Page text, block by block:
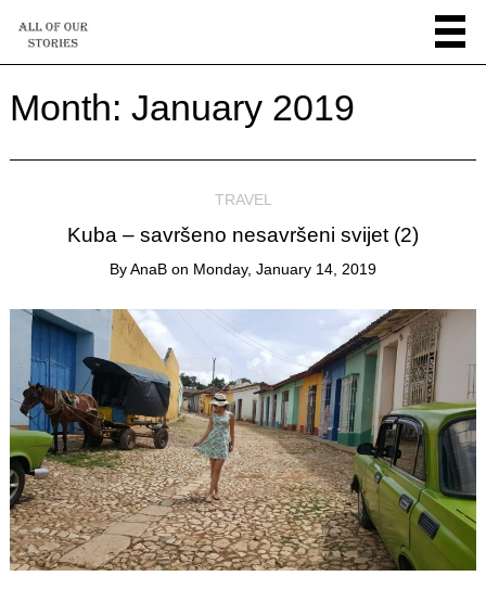
Month:January 2019
TRAVEL
Kuba – savršeno nesavršeni svijet (2)
ByAnaB on Monday, January 14, 2019